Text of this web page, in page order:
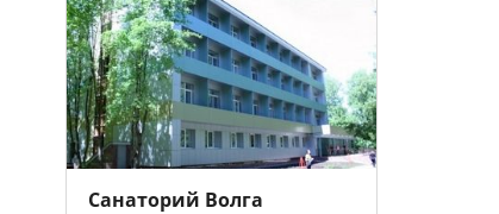
Санаторий Волга